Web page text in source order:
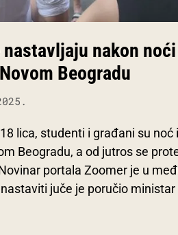
nakon
Beogradu
lica, studenti i građani su
Beogradu, a od jutros se
portala Zoomer je u
juče je poručio